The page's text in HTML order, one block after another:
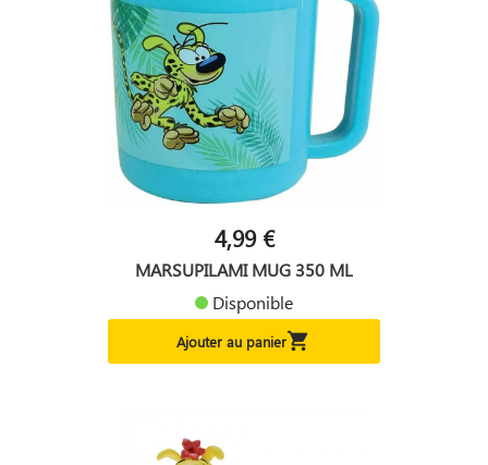
4,99 €
MARSUPILAMI MUG 350 ML
Disponible
Ajouter au panier